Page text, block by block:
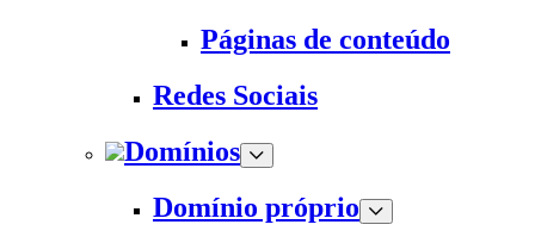
Páginas de conteúdo
Redes Sociais
Domínios
Domínio próprio